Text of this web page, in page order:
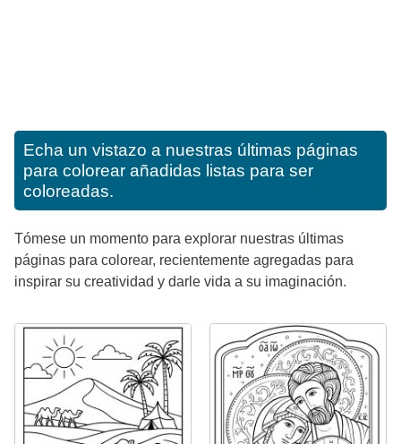
Echa un vistazo a nuestras últimas páginas
para colorear añadidas listas para ser
coloreadas.
Tómese un momento para explorar nuestras últimas
páginas para colorear, recientemente agregadas para
inspirar su creatividad y darle vida a su imaginación.